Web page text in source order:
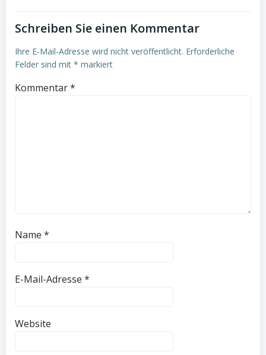
Schreiben Sie einen Kommentar
Ihre E-Mail-Adresse wird nicht veröffentlicht. Erforderliche
Felder sind mit * markiert
Kommentar*
Name *
E-Mail-Adresse *
Website